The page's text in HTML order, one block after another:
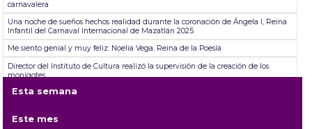
carnavalera
Una noche de sueños hechos realidad durante la coronación de Ángela I, Reina
Infantil del Carnaval Internacional de Mazatlán 2025
Me siento genial y muy feliz: Noelia Vega, Reina de la Poesía
Director del Instituto de Cultura realizó la supervisión de la creación de los
monigotes
SGM Carolina Pérez conquista una nueva corona
de Jorge Medina, Josi Cuen y Grupo Firme
Esta semana
Este mes